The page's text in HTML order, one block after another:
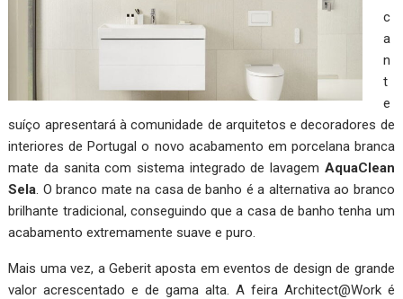
c
a
n
t
e
suíço apresentará à comunidade de arquitetos e decoradores de
interiores de Portugal o novo acabamento em porcelana branca
mate da sanita com sistema integrado de lavagem AquaClean
Sela . O branco mate na casa de banho é a alternativa ao branco
brilhante tradicional, conseguindo que a casa de banho tenha um
acabamento extremamente suave e puro.
Mais uma vez, a Geberit aposta em eventos de design de grande
valor acrescentado e de gama alta. A feira Architect@Work é